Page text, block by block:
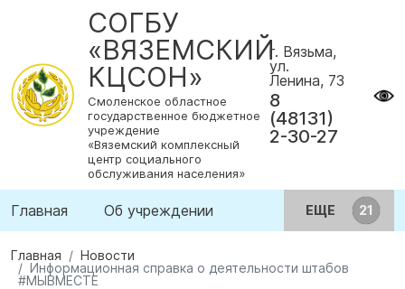
СОГБУ
«ВЯЗЕМСКИЙ
КЦСОН»
Смоленское областное
государственное бюджетное
учреждение
«Вяземский комплексный
центр социального
обслуживания населения»
г. Вязьма,
ул.
Ленина, 73
8
(48131)
2-30-27
Главная Об учреждении ЕЩЕ
Главная
Новости
Информационная справка о деятельности штабов
#МЫВМЕСТЕ